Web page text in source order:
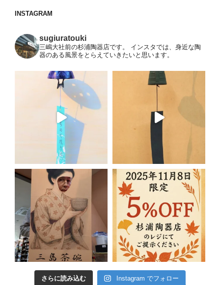
ン
INSTAGRAM
sugiuratouki
三嶋大社前の杉浦陶器店です。
インスタでは、身近な陶
器のある風景をとらえていきたいと思います。
さらに読み込む Instagram でフォロー